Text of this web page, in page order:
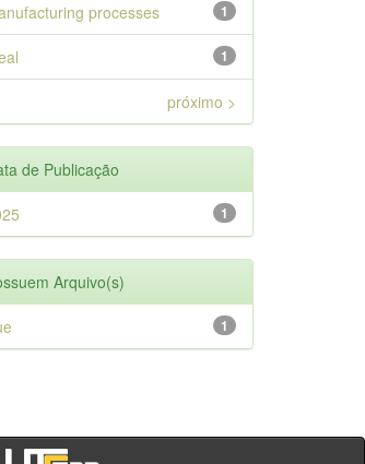
1
processes
1
próximo >
de Publicação
1
Arquivo(s)
1